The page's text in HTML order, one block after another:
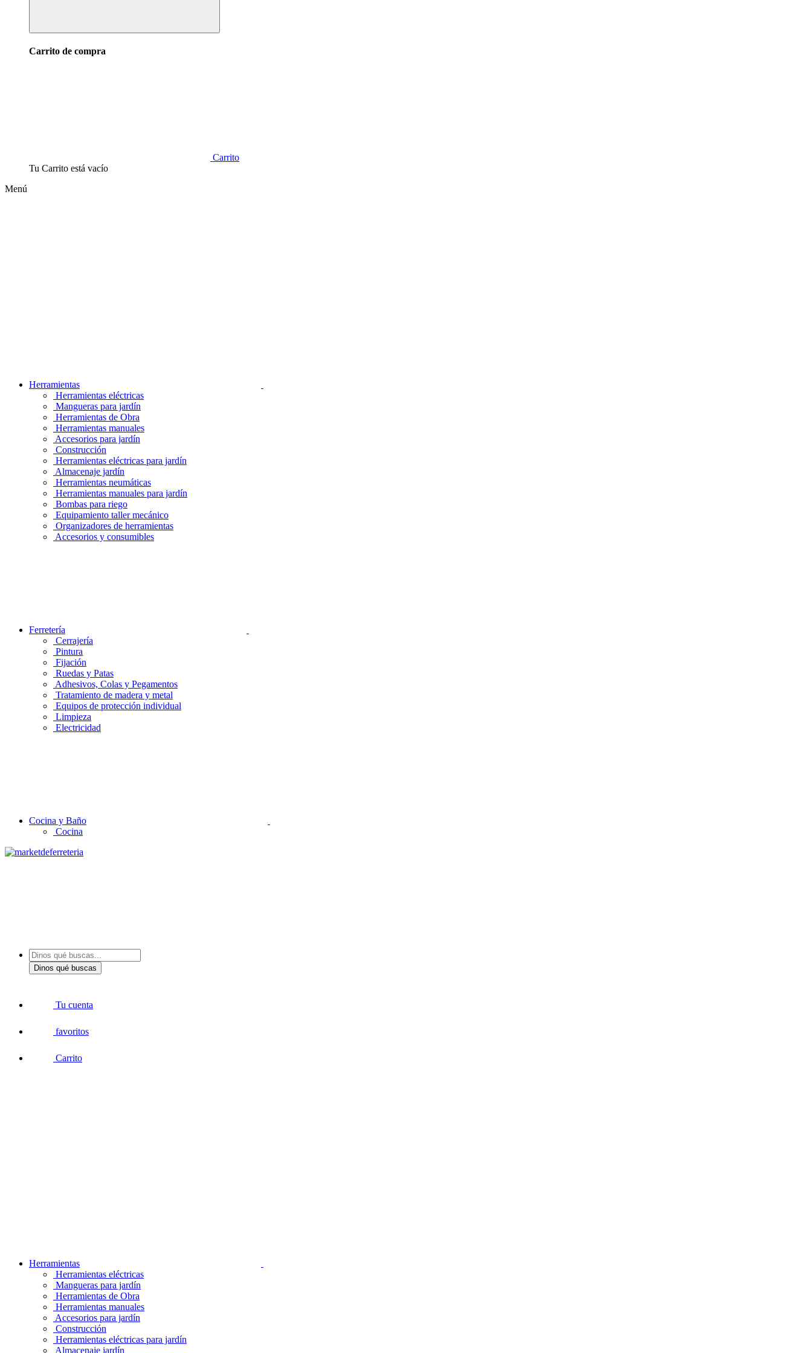
Carrito de compra
Carrito
Tu Carrito está vacío
Menú
Herramientas
Herramientas eléctricas
Mangueras para jardín
Herramientas de Obra
Herramientas manuales
Accesorios para jardín
Construcción
Herramientas eléctricas para jardín
Almacenaje jardín
Herramientas neumáticas
Herramientas manuales para jardín
Bombas para riego
Equipamiento taller mecánico
Organizadores de herramientas
Accesorios y consumibles
Ferretería
Cerrajería
Pintura
Fijación
Ruedas y Patas
Adhesivos, Colas y Pegamentos
Tratamiento de madera y metal
Equipos de protección individual
Limpieza
Electricidad
Cocina y Baño
Cocina
Dinos qué buscas
Tu cuenta
favoritos
Carrito
Herramientas
Herramientas eléctricas
Mangueras para jardín
Herramientas de Obra
Herramientas manuales
Accesorios para jardín
Construcción
Herramientas eléctricas para jardín
Almacenaje jardín